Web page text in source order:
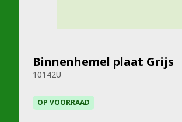
Binnenhemel plaat Grijs
10142U
OP VOORRAAD